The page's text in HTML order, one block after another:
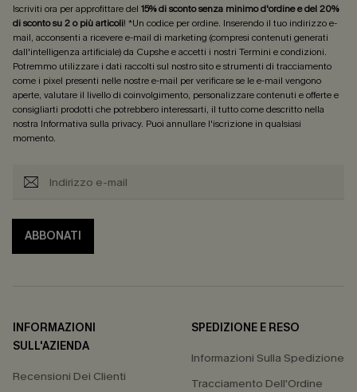
Iscriviti ora per approfittare del 15% di sconto senza minimo d'ordine e del 20%
di sconto su 2 o più articoli! *Un codice per ordine. Inserendo il tuo indirizzo e-
mail, acconsenti a ricevere e-mail di marketing (compresi contenuti generati
dall'intelligenza artificiale) da Cupshe e accetti i nostri Termini e condizioni.
Potremmo utilizzare i dati raccolti sul nostro sito e strumenti di tracciamento
come i pixel presenti nelle nostre e-mail per verificare se le e-mail vengono
aperte, valutare il livello di coinvolgimento, personalizzare contenuti e offerte e
consigliarti prodotti che potrebbero interessarti, il tutto come descritto nella
nostra Informativa sulla privacy. Puoi annullare l'iscrizione in qualsiasi
momento.
ABBONATI
INFORMAZIONI
SULL'AZIENDA
Recensioni Dei Clienti
SPEDIZIONE E RESO
Informazioni Sulla Spedizione
Tracciamento Dell'Ordine